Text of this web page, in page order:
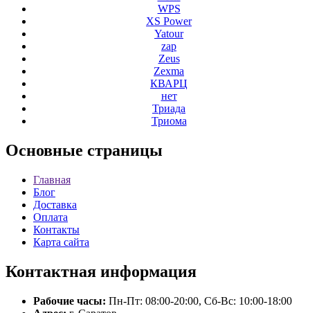
WPS
XS Power
Yatour
zap
Zeus
Zexma
КВАРЦ
нет
Триада
Триома
Основные страницы
Главная
Блог
Доставка
Оплата
Контакты
Карта сайта
Контактная информация
Рабочие часы: Пн-Пт: 08:00-20:00, Сб-Вс: 10:00-18:00